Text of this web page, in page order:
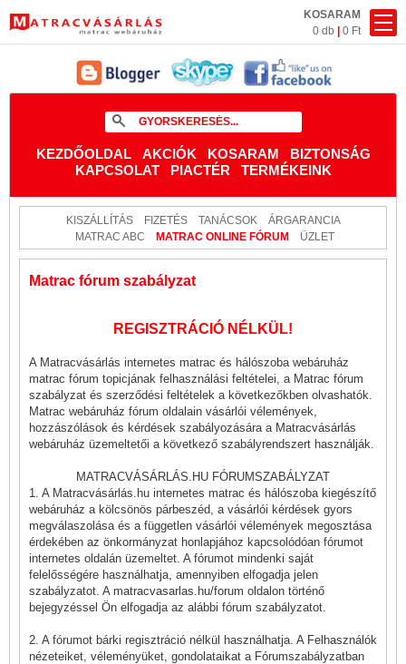
KOSARAM
0 db
0 Ft
KEZDŐOLDAL AKCIÓK KOSARAM
BIZTONSÁG
KAPCSOLAT
PIACTÉR TERMÉKEINK
KISZÁLLÍTÁS FIZETÉS TANÁCSOK
ÁRGARANCIA
MATRAC ABC
MATRAC ONLINE FÓRUM ÜZLET
Matrac fórum szabályzat
REGISZTRÁCIÓ NÉLKÜL!
A Matracvásárlás internetes matrac és hálószoba webáruház
matrac fórum topicjának felhasználási feltételei, a Matrac fórum
szabályzat és szerződési feltételek a következőkben olvashatók.
Matrac webáruház fórum oldalain vásárlói vélemények,
hozzászólások és kérdések szabályozására a Matracvásárlás
webáruház üzemeltetői a következő szabályrendszert használják.
MATRACVÁSÁRLÁS.HU FÓRUMSZABÁLYZAT
1. A Matracvásárlás.hu internetes matrac és hálószoba kiegészítő
webáruház a kölcsönös párbeszéd, a vásárlói kérdések gyors
megválaszolása és a független vásárlói vélemények megosztása
érdekében az önkormányzat honlapjához kapcsolódóan fórumot
internetes oldalán üzemeltet. A fórumot mindenki saját
felelősségére használhatja, amennyiben elfogadja jelen
szabályzatot. A matracvasarlas.hu/forum oldalon történő
bejegyzéssel Ön elfogadja az alábbi fórum szabályzatot.
2. A fórumot bárki regisztráció nélkül használhatja. A Felhasználók
nézeteiket, véleményüket, gondolataikat a Fórumszabályzatban